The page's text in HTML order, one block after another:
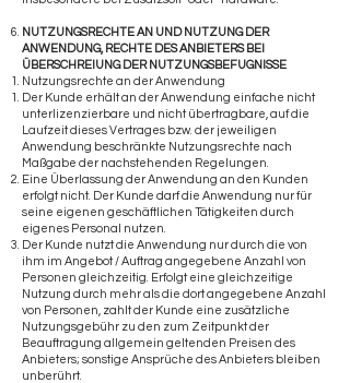
NUTZUNGSRECHTE AN UND NUTZUNG DER
ANWENDUNG, RECHTE DES ANBIETERS BEI
ÜBERSCHREIUNG DER NUTZUNGSBEFUGNISSE
Nutzungsrechte an der Anwendung
Der Kunde erhält an der Anwendung einfache nicht
unterlizenzierbare und nicht übertragbare, auf die
Laufzeit dieses Vertrages bzw. der jeweiligen
Anwendung beschränkte Nutzungsrechte nach
Maßgabe der nachstehenden Regelungen.
Eine Überlassung der Anwendung an den Kunden
erfolgt nicht. Der Kunde darf die Anwendung nur für
seine eigenen geschäftlichen Tätigkeiten durch
eigenes Personal nutzen.
Der Kunde nutzt die Anwendung nur durch die von
ihm im Angebot / Auftrag angegebene Anzahl von
Personen gleichzeitig. Erfolgt eine gleichzeitige
Nutzung durch mehr als die dort angegebene Anzahl
von Personen, zahlt der Kunde eine zusätzliche
Nutzungsgebühr zu den zum Zeitpunkt der
Beauftragung allgemein geltenden Preisen des
Anbieters; sonstige Ansprüche des Anbieters bleiben
unberührt.